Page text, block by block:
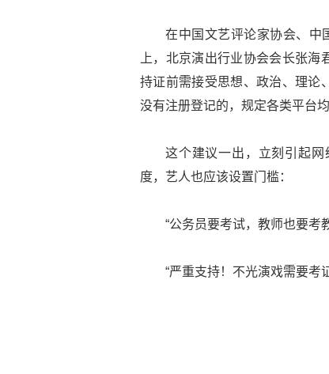
在中国文艺评论家协会、中
上，北京演出行业协会会长张
持证前需接受思想、政治、理论
没有注册登记的，规定各类平台均
这个建议一出，立刻引起
度，艺人也应该设置门槛：
“公务员要考试，教师也要考
“严重支持！不光演戏需要考